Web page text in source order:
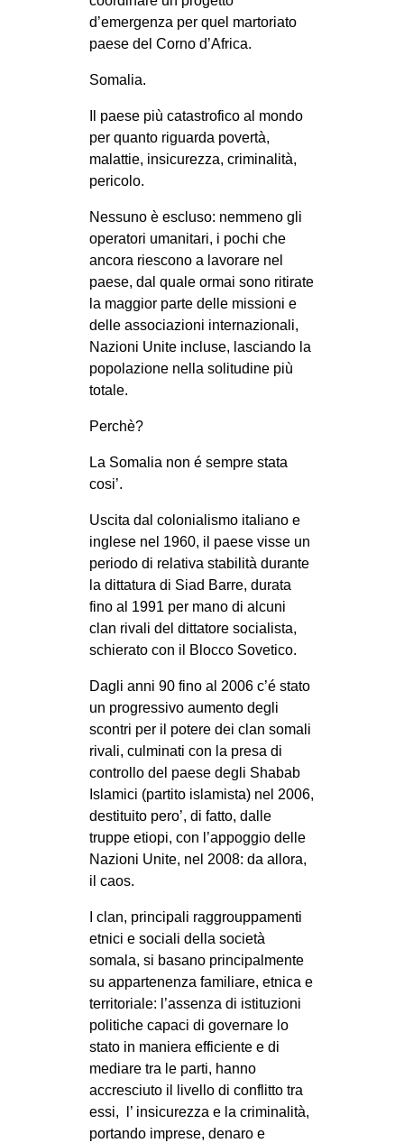
REPRESSIONE
STUDENTI
CINEMA
MANIFESTI
RECENSIONI
INTERNAZIONALE
AMERICHE
ESTREMO ORIENTE
in
Fb
tw
bsky
ms
SEARCH
d’emergenza per quel martoriato
paese del Corno d’Africa.
Somalia.
Il paese più catastrofico al mondo
per quanto riguarda povertà,
malattie, insicurezza, criminalità,
pericolo.
Nessuno è escluso: nemmeno gli
operatori umanitari, i pochi che
ancora riescono a lavorare nel
paese, dal quale ormai sono ritirate
la maggior parte delle missioni e
delle associazioni internazionali,
Nazioni Unite incluse, lasciando la
popolazione nella solitudine più
totale.
Perchè?
La Somalia non é sempre stata
cosi’.
Uscita dal colonialismo italiano e
inglese nel 1960, il paese visse un
periodo di relativa stabilità durante
la dittatura di Siad Barre, durata
fino al 1991 per mano di alcuni
clan rivali del dittatore socialista,
schierato con il Blocco Sovetico.
Dagli anni 90 fino al 2006 c’é stato
un progressivo aumento degli
scontri per il potere dei clan somali
rivali, culminati con la presa di
controllo del paese degli Shabab
Islamici (partito islamista) nel 2006,
destituito pero’, di fatto, dalle
truppe etiopi, con l’appoggio delle
Nazioni Unite, nel 2008: da allora,
il caos.
I clan, principali raggrouppamenti
etnici e sociali della società
somala, si basano principalmente
su appartenenza familiare, etnica e
territoriale: l’assenza di istituzioni
politiche capaci di governare lo
stato in maniera efficiente e di
mediare tra le parti, hanno
accresciuto il livello di conflitto tra
essi, l’ insicurezza e la criminalità,
portando imprese, denaro e